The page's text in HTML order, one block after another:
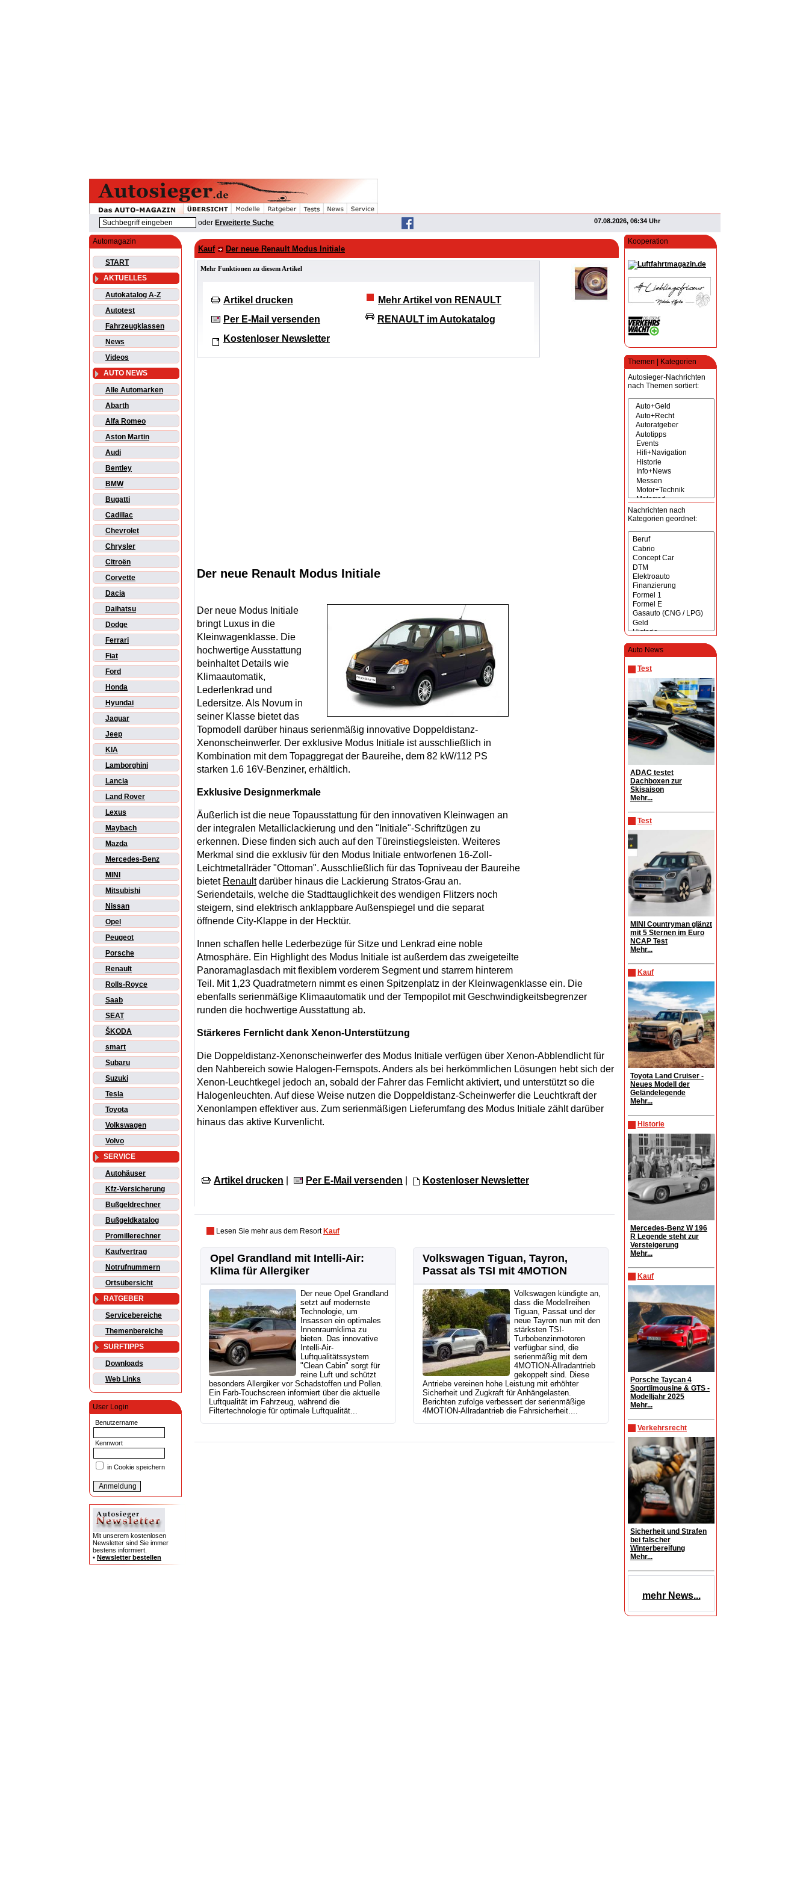
oder Erweiterte Suche 07.08.2026, 06:34 Uhr
Automagazin
START
AKTUELLES
Autokatalog A-Z
Autotest
Fahrzeugklassen
News
Videos
AUTO NEWS
Alle Automarken
Abarth
Alfa Romeo
Aston Martin
Audi
Bentley
BMW
Bugatti
Cadillac
Chevrolet
Chrysler
Citroën
Corvette
Dacia
Daihatsu
Dodge
Ferrari
Fiat
Ford
Honda
Hyundai
Jaguar
Jeep
KIA
Lamborghini
Lancia
Land Rover
Lexus
Maybach
Mazda
Mercedes-Benz
MINI
Mitsubishi
Nissan
Opel
Peugeot
Porsche
Renault
Rolls-Royce
Saab
SEAT
ŠKODA
smart
Subaru
Suzuki
Tesla
Toyota
Volkswagen
Volvo
SERVICE
Autohäuser
Kfz-Versicherung
Bußgeldrechner
Bußgeldkatalog
Promillerechner
Kaufvertrag
Notrufnummern
Ortsübersicht
RATGEBER
Servicebereiche
Themenbereiche
SURFTIPPS
Downloads
Web Links
User Login
Benutzername
Kennwort
in Cookie speichern
Mit unserem kostenlosen
Newsletter sind Sie immer
bestens informiert.
• Newsletter bestellen
Kooperation
Themen | Kategorien
Autosieger-Nachrichten
nach Themen sortiert:
Nachrichten nach
Kategorien geordnet:
Auto News
Test
ADAC testet
Dachboxen zur
Skisaison
Mehr...
Test
MINI Countryman glänzt
mit 5 Sternen im Euro
NCAP Test
Mehr...
Kauf
Toyota Land Cruiser -
Neues Modell der
Geländelegende
Mehr...
Historie
Mercedes-Benz W 196
R Legende steht zur
Versteigerung
Mehr...
Kauf
Porsche Taycan 4
Sportlimousine & GTS -
Modelljahr 2025
Mehr...
Verkehrsrecht
Sicherheit und Strafen
bei falscher
Winterbereifung
Mehr...
mehr News...
Kauf Der neue Renault Modus Initiale
Mehr Funktionen zu diesem Artikel
Artikel drucken
Per E-Mail versenden
Kostenloser Newsletter
Mehr Artikel von RENAULT
RENAULT im Autokatalog
Der neue Renault Modus Initiale
Der neue Modus Initiale
bringt Luxus in die
Kleinwagenklasse. Die
hochwertige Ausstattung
beinhaltet Details wie
Klimaautomatik,
Lederlenkrad und
Ledersitze. Als Novum in
seiner Klasse bietet das
Topmodell darüber hinaus serienmäßig innovative Doppeldistanz-
Xenonscheinwerfer. Der exklusive Modus Initiale ist ausschließlich in
Kombination mit dem Topaggregat der Baureihe, dem 82 kW/112 PS
starken 1.6 16V-Benziner, erhältlich.
Exklusive Designmerkmale
Äußerlich ist die neue Topausstattung für den innovativen Kleinwagen an
der integralen Metalliclackierung und den "Initiale"-Schriftzügen zu
erkennen. Diese finden sich auch auf den Türeinstiegsleisten. Weiteres
Merkmal sind die exklusiv für den Modus Initiale entworfenen 16-Zoll-
Leichtmetallräder "Ottoman". Ausschließlich für das Topniveau der Baureihe
bietet Renaultdarüber hinaus die Lackierung Stratos-Grau an.
Seriendetails, welche die Stadttauglichkeit des wendigen Flitzers noch
steigern, sind elektrisch anklappbare Außenspiegel und die separat
öffnende City-Klappe in der Hecktür.
Innen schaffen helle Lederbezüge für Sitze und Lenkrad eine noble
Atmosphäre. Ein Highlight des Modus Initiale ist außerdem das zweigeteilte
Panoramaglasdach mit flexiblem vorderem Segment und starrem hinterem
Teil. Mit 1,23 Quadratmetern nimmt es einen Spitzenplatz in der Kleinwagenklasse ein. Die
ebenfalls serienmäßige Klimaautomatik und der Tempopilot mit Geschwindigkeitsbegrenzer
runden die hochwertige Ausstattung ab.
Stärkeres Fernlicht dank Xenon-Unterstützung
Die Doppeldistanz-Xenonscheinwerfer des Modus Initiale verfügen über Xenon-Abblendlicht für
den Nahbereich sowie Halogen-Fernspots. Anders als bei herkömmlichen Lösungen hebt sich der
Xenon-Leuchtkegel jedoch an, sobald der Fahrer das Fernlicht aktiviert, und unterstützt so die
Halogenleuchten. Auf diese Weise nutzen die Doppeldistanz-Scheinwerfer die Leuchtkraft der
Xenonlampen effektiver aus. Zum serienmäßigen Lieferumfang des Modus Initiale zählt darüber
hinaus das aktive Kurvenlicht.
Artikel drucken Per E-Mail versenden Kostenloser Newsletter
Lesen Sie mehr aus dem Resort Kauf
Opel Grandland mit Intelli-Air:
Klima für Allergiker
Der neue Opel Grandland
setzt auf modernste
Technologie, um
Insassen ein optimales
Innenraumklima zu
bieten. Das innovative
Intelli-Air-
Luftqualitätssystem
"Clean Cabin" sorgt für
reine Luft und schützt
besonders Allergiker vor Schadstoffen und Pollen.
Ein Farb-Touchscreen informiert über die aktuelle
Luftqualität im Fahrzeug, während die
Filtertechnologie für optimale Luftqualität...
Volkswagen Tiguan, Tayron,
Passat als TSI mit 4MOTION
Volkswagen kündigte an,
dass die Modellreihen
Tiguan, Passat und der
neue Tayron nun mit den
stärksten TSI-
Turbobenzinmotoren
verfügbar sind, die
serienmäßig mit dem
4MOTION-Allradantrieb
gekoppelt sind. Diese
Antriebe vereinen hohe Leistung mit erhöhter
Sicherheit und Zugkraft für Anhängelasten.
Berichten zufolge verbessert der serienmäßige
4MOTION-Allradantrieb die Fahrsicherheit....